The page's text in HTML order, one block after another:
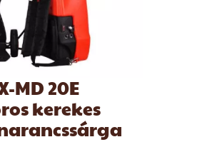
MD 20E
kerekes